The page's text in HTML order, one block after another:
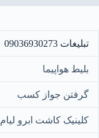
تبلیغات 09036930273
بلیط هواپیما
گرفتن جواز کسب
کلینیک کاشت ابرو لیام